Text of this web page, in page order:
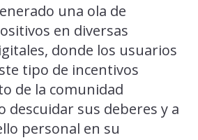
una ola de
en diversas
donde los usuarios
tipo de incentivos
de la comunidad
descuidar sus deberes y a
personal en su